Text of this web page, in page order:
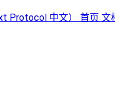
Protocol 中文） 首页 文